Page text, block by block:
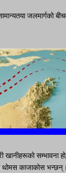
जलमार्गको
खानीहरूको सम्भावना
थोमस काजाकोस भन्छन्।